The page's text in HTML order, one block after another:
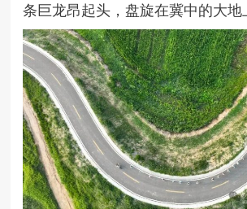
条巨龙昂起头，盘旋在冀中的大地